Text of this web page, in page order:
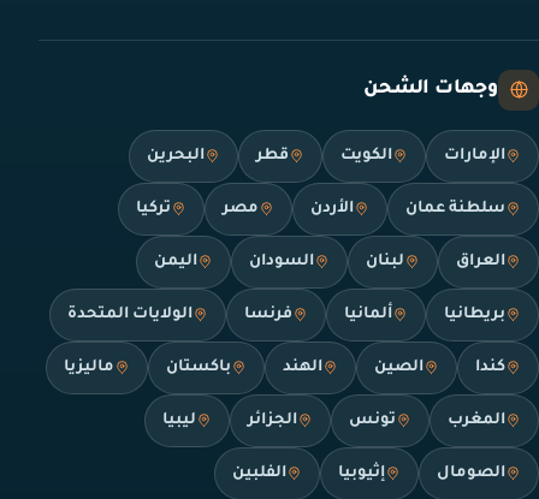
وجهات الشحن
الإمارات الكويت قطر البحرين
سلطنة عمان الأردن مصر تركيا
العراق لبنان السودان اليمن
بريطانيا ألمانيا فرنسا الولايات المتحدة
كندا الصين الهند باكستان ماليزيا
المغرب تونس الجزائر ليبيا
الصومال إثيوبيا الفلبين